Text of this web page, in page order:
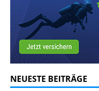
NEUESTE BEITRÄGE